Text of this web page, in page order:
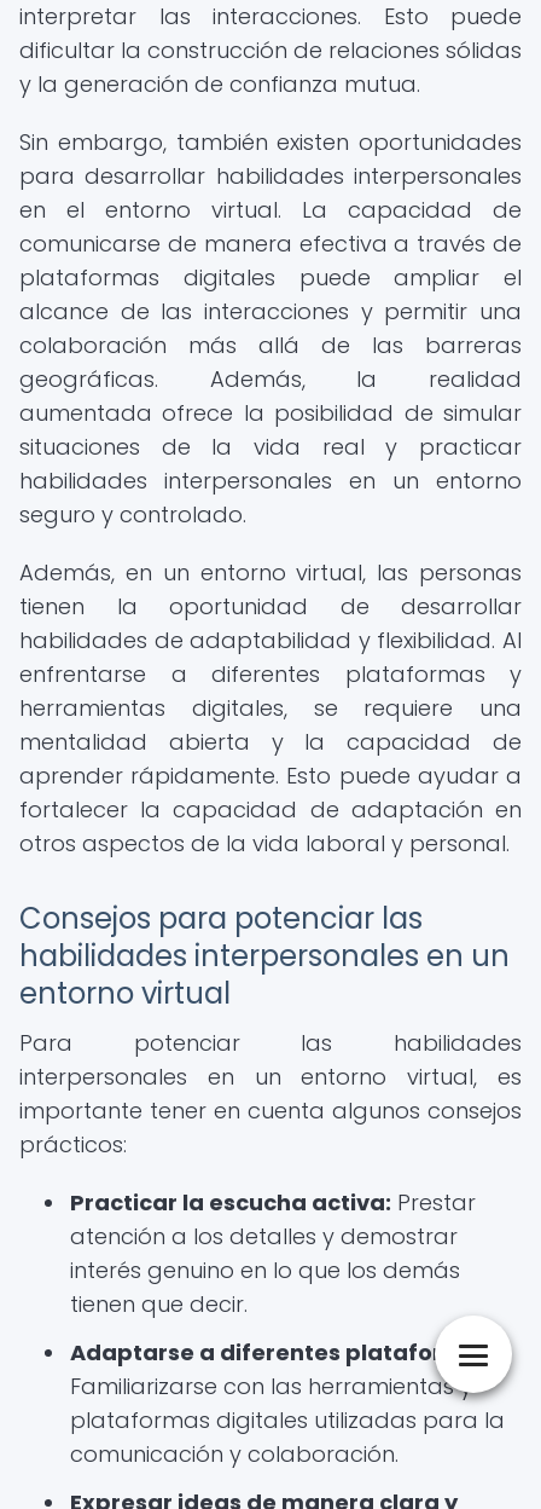
interpretar las interacciones. Esto puede
dificultar la construcción de relaciones sólidas
y la generación de confianza mutua.
Sin embargo, también existen oportunidades
para desarrollar habilidades interpersonales
en el entorno virtual. La capacidad de
comunicarse de manera efectiva a través de
plataformas digitales puede ampliar el
alcance de las interacciones y permitir una
colaboración más allá de las barreras
geográficas. Además, la realidad
aumentada ofrece la posibilidad de simular
situaciones de la vida real y practicar
habilidades interpersonales en un entorno
seguro y controlado.
Además, en un entorno virtual, las personas
tienen la oportunidad de desarrollar
habilidades de adaptabilidad y flexibilidad. Al
enfrentarse a diferentes plataformas y
herramientas digitales, se requiere una
mentalidad abierta y la capacidad de
aprender rápidamente. Esto puede ayudar a
fortalecer la capacidad de adaptación en
otros aspectos de la vida laboral y personal.
Consejos para potenciar las
habilidades interpersonales en un
entorno virtual
Para potenciar las habilidades
interpersonales en un entorno virtual, es
importante tener en cuenta algunos consejos
prácticos:
Practicar la escucha activa: Prestar
atención a los detalles y demostrar
interés genuino en lo que los demás
tienen que decir.
Adaptarse a diferentes plataformas:
Familiarizarse con las herramientas y
plataformas digitales utilizadas para la
comunicación y colaboración.
Expresar ideas de manera clara y